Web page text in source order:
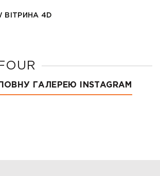
ВІТРИНА 4D
ГАЛЕРЕЮ INSTAGRAM